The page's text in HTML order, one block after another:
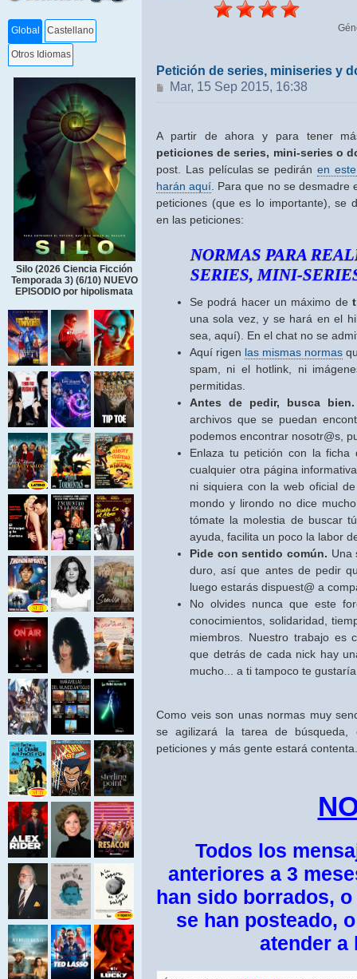
Global Castellano
Otros Idiomas
Silo (2026 Ciencia Ficción
Temporada 3) (6/10) NUEVO
EPISODIO por hipolismata
Petición de series, miniseries y
Mensaje
Mar, 15 Sep 2015, 16:38
A partir de ahora y para tener
peticiones de series, mini-series o
post. Las películas se pedirán en
harán aquí . Para que no se
peticiones (que es lo importante), se
en las peticiones:
NORMAS PARA
SERIES, MINI-
Se podrá hacer un máximo de
una sola vez, y se hará en el
sea, aquí). En el chat no se
Aquí rigen las mismas normas
spam, ni el hotlink, ni
permitidas.
Antes de pedir, busca bien.
archivos que se puedan
podemos encontrar nosotr@s,
Enlaza tu petición con la
cualquier otra página
ni siquiera con la web oficial
mondo y lirondo no dice
tómate la molestia de buscar
ayuda, facilita un poco la labor
Pide con sentido común. Una
duro, así que antes de pedir
luego estarás dispuest@ a
No olvides nunca que este
conocimientos, solidaridad,
miembros. Nuestro trabajo es
que detrás de cada nick hay
mucho... a ti tampoco te
Como veis son unas normas muy
se agilizará la tarea de
peticiones y más gente estará contenta.
Todos los
anteriores a 3
han sido borrados,
se han posteado,
atender a